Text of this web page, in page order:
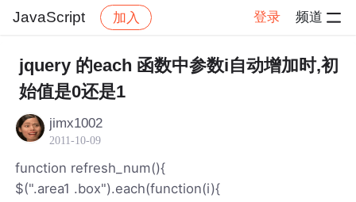
JavaScript 加入 登录 频道
社区 JavaScript 帖子详情
jquery 的each 函数中参数i自动增加时,初
始值是0还是1
jimx1002
2011-10-09
function refresh_num(){
$(".area1 .box").each(function(i){